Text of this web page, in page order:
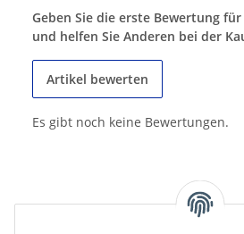
Geben Sie die erste Bewertung
und helfen Sie Anderen bei der
Artikel bewerten
Es gibt noch keine Bewertungen.